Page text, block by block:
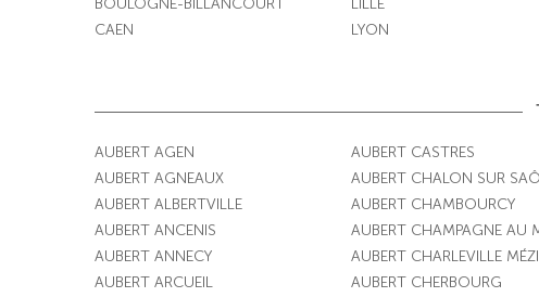
CAEN
LYON
AUBERT AGEN
AUBERT AGNEAUX
AUBERT ALBERTVILLE
AUBERT ANCENIS
AUBERT ANNECY
AUBERT ARCUEIL
AUBERT CASTRES
AUBERT CHALON SUR
AUBERT CHAMBOURCY
AUBERT CHAMPAGNE AU
AUBERT CHARLEVILLE
AUBERT CHERBOURG